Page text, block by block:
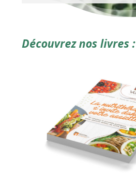
Découvrez nos livres :